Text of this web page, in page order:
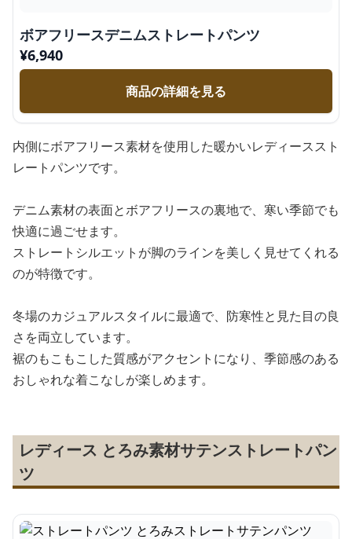
ボアフリースデニムストレートパンツ
¥6,940
商品の詳細を見る
内側にボアフリース素材を使用した暖かいレディーススト
レートパンツです。
デニム素材の表面とボアフリースの裏地で、寒い季節でも
快適に過ごせます。
ストレートシルエットが脚のラインを美しく見せてくれる
のが特徴です。
冬場のカジュアルスタイルに最適で、防寒性と見た目の良
さを両立しています。
裾のもこもこした質感がアクセントになり、季節感のある
おしゃれな着こなしが楽しめます。
レディース とろみ素材サテンストレートパン
ツ